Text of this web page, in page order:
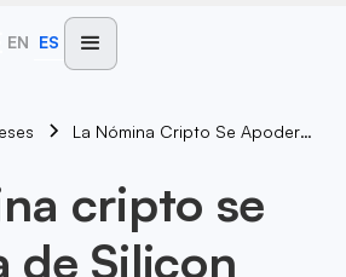
EN ES
La Nómina Cripto Se Apodera De Silicon Valley: Hype Vs Realidad
cripto se
de Silicon